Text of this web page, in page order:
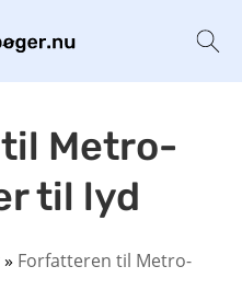
Metro-
til lyd
» Forfatteren til Metro-